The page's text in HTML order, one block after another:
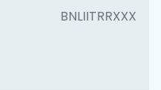
BNLIITRRXXX